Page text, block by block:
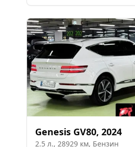
Genesis GV80, 2024
2.5 л., 28929 км, Бензин